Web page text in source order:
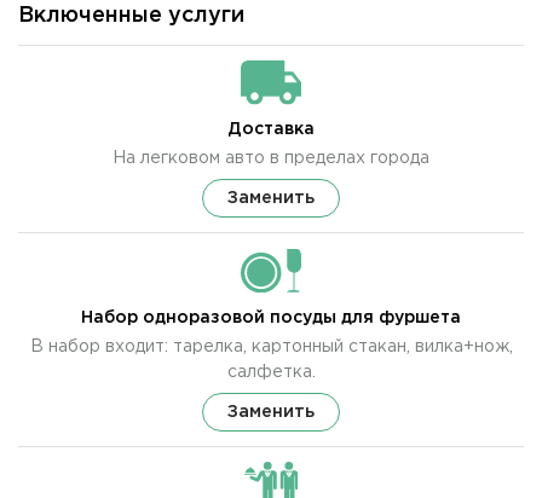
Включенные услуги
Доставка
На легковом авто в пределах города
Заменить
Набор одноразовой посуды для фуршета
В набор входит: тарелка, картонный стакан, вилка+нож,
салфетка.
Заменить